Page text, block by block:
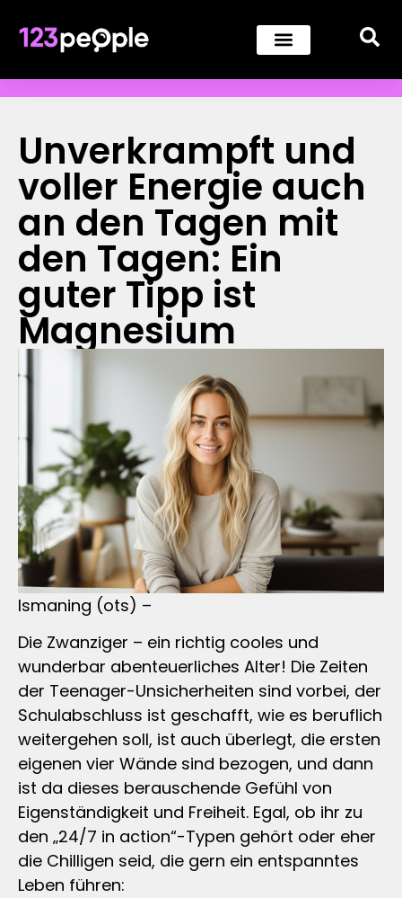
Unverkrampft und
voller Energie auch
an den Tagen mit
den Tagen: Ein
guter Tipp ist
Magnesium
Ismaning (ots) –
Die Zwanziger – ein richtig cooles und
wunderbar abenteuerliches Alter! Die Zeiten
der Teenager-Unsicherheiten sind vorbei, der
Schulabschluss ist geschafft, wie es beruflich
weitergehen soll, ist auch überlegt, die ersten
eigenen vier Wände sind bezogen, und dann
ist da dieses berauschende Gefühl von
Eigenständigkeit und Freiheit. Egal, ob ihr zu
den „24/7 in action“-Typen gehört oder eher
die Chilligen seid, die gern ein entspanntes
Leben führen: